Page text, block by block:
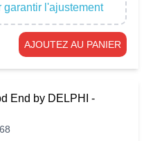
l'ajustement
AJOUTEZ AU PANIER
End by DELPHI -